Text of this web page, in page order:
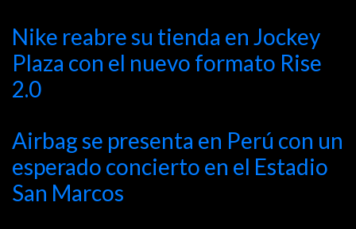
Nike reabre su tienda en Jockey
Plaza con el nuevo formato Rise
2.0
Airbag se presenta en Perú con un
esperado concierto en el Estadio
San Marcos